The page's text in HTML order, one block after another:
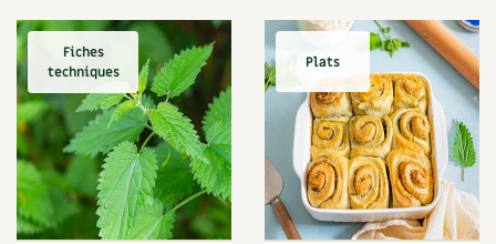
Nourriture
Nuisibles
Numérique
Nutriments
Observation
Œuf
Oignon
Oiseaux
Olivier
Fiches
techniques
Plats